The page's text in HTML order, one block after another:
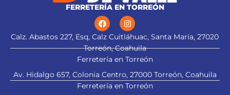
FERRETERÍA EN TORREÓN
Calz. Abastos 227, Esq, Calz Cuitláhuac, Santa María, 27020
Torreón, Coahuila
Ferretería en Torreón
Av. Hidalgo 657, Colonia Centro, 27000 Torreón, Coahuila
Ferretería en Torreón